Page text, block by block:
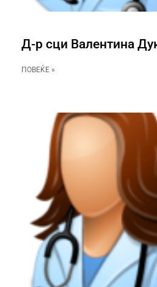
Д-р сци Валентина
ПОВЕЌЕ »